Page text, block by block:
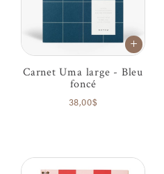
Carnet Uma large - Bleu
foncé
38,00$